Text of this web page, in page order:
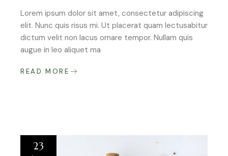
Lorem ipsum dolor sit amet, consectetur adipiscing
elit. Nunc quis risus mi. Ut placerat quam lectusabitur
dictum velit non lacus ornare tempor. Nullam quis
augue in leo aliquet ma
READ MORE
23